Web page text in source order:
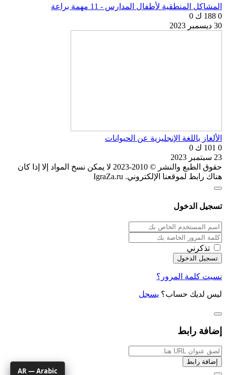
المشاكل المنطقية لأطفال المدارس - 11 مهمة براعة
0 188 ك
0
30 ديسمبر 2023
الألغاز باللغة الإنجليزية عن الحيوانات
0 101 ك
0
23 سبتمبر 2023
حقوق الطبع والنشر © 2010-2023 لا يمكن نسخ المواد إلا إذا كان
هناك رابط لموقعنا الإلكتروني. IgraZa.ru
تسجيل الدخول
تذكرني
نسيت كلمة المرور؟
ليس لديك حساب؟ يسجل
إضافة رابط
إضافة رابط
AR — Arabic